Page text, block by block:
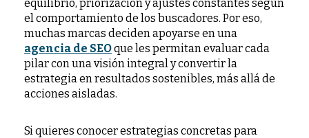
equilibrio, priorización y ajustes constantes según
el comportamiento de los buscadores. Por eso,
muchas marcas deciden apoyarse en una
agencia de SEOque les permitan evaluar cada
pilar con una visión integral y convertir la
estrategia en resultados sostenibles, más allá de
acciones aisladas.
Si quieres conocer estrategias concretas para